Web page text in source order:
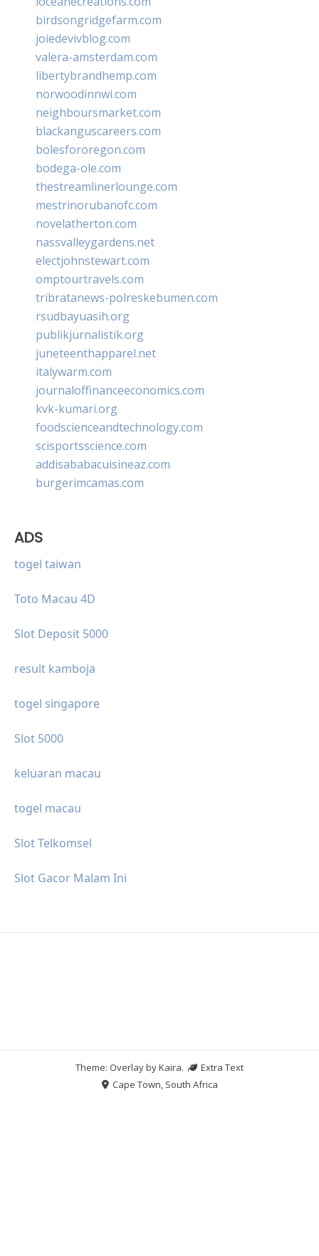
birdsongridgefarm.com
joiedevivblog.com
valera-amsterdam.com
libertybrandhemp.com
norwoodinnwi.com
neighboursmarket.com
blackanguscareers.com
bolesfororegon.com
bodega-ole.com
thestreamlinerlounge.com
mestrinorubanofc.com
novelatherton.com
nassvalleygardens.net
electjohnstewart.com
omptourtravels.com
tribratanews-polreskebumen.com
rsudbayuasih.org
publikjurnalistik.org
juneteenthapparel.net
italywarm.com
journaloffinanceeconomics.com
kvk-kumari.org
foodscienceandtechnology.com
scisportsscience.com
addisababacuisineaz.com
burgerimcamas.com
ADS
togel taiwan
Toto Macau 4D
Slot Deposit 5000
result kamboja
togel singapore
Slot 5000
keluaran macau
togel macau
Slot Telkomsel
Slot Gacor Malam Ini
Theme: Overlay byKaira.
Extra Text
Cape Town, South Africa